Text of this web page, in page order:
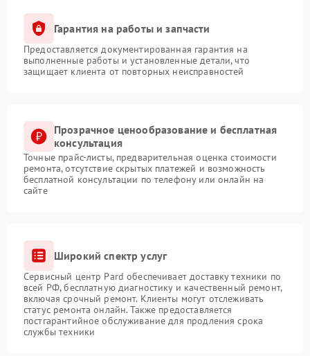
Гарантия на работы и запчасти
Предоставляется документированная гарантия на
выполненные работы и установленные детали, что
защищает клиента от повторных неисправностей
Прозрачное ценообразование и бесплатная
консультация
Точные прайс-листы, предварительная оценка стоимости
ремонта, отсутствие скрытых платежей и возможность
бесплатной консультации по телефону или онлайн на
сайте
Широкий спектр услуг
Сервисный центр Pard обеспечивает доставку техники по
всей РФ, бесплатную диагностику и качественный ремонт,
включая срочный ремонт. Клиенты могут отслеживать
статус ремонта онлайн. Также предоставляется
постгарантийное обслуживание для продления срока
службы техники